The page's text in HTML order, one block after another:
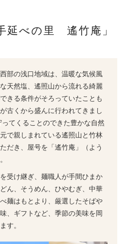
延べの里 遙竹庵」
部の浅口地域は、温暖な気候風
天然塩、遙照山から流れる綺麗
きる条件がそろっていたことも
古くから盛んに行われてきまし
てくることのできた豊かな自然
で親しまれている遙照山と竹林
だき、屋号を「遙竹庵」（よう
受け継ぎ、麺職人が手間ひまか
ん、そうめん、ひやむぎ、中華
麺はもとより、厳選したそばや
、ギフトなど、季節の美味を岡
す。